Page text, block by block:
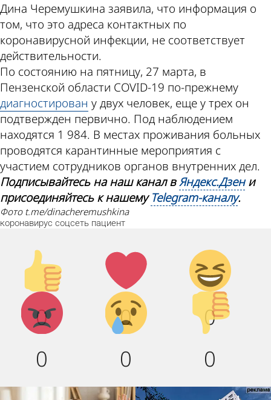
Дина Черемушкина заявила, что информация о
том, что это адреса контактных по
коронавирусной инфекции, не соответствует
действительности.
По состоянию на пятницу, 27 марта, в
Пензенской области COVID-19 по-прежнему
диагностирован у двух человек, еще у трех он
подтвержден первично. Под наблюдением
находятся 1 984. В местах проживания больных
проводятся карантинные мероприятия с
участием сотрудников органов внутренних дел.
Подписывайтесь на наш канал вЯндекс.Дзени
присоединяйтесь к нашемуTelegram-каналу.
фото t.me/dinacheremushkina
коронавирус соцсеть пациент
Палец
вверх!
0
Лайк!
0
Дикий
смех!
0
Агрессия!
0
Грусть :
(
0
Палец
вниз!
0